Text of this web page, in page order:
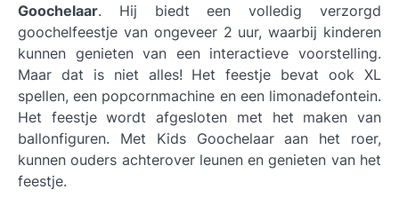
Goochelaar. Hij biedt een volledig verzorgd
goochelfeestje van ongeveer 2 uur, waarbij kinderen
kunnen genieten van een interactieve voorstelling.
Maar dat is niet alles! Het feestje bevat ook XL
spellen, een popcornmachine en een limonadefontein.
Het feestje wordt afgesloten met het maken van
ballonfiguren. Met Kids Goochelaar aan het roer,
kunnen ouders achterover leunen en genieten van het
feestje.